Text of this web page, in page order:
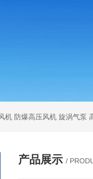
机 防爆高压风机 旋涡气泵
产品展示 /